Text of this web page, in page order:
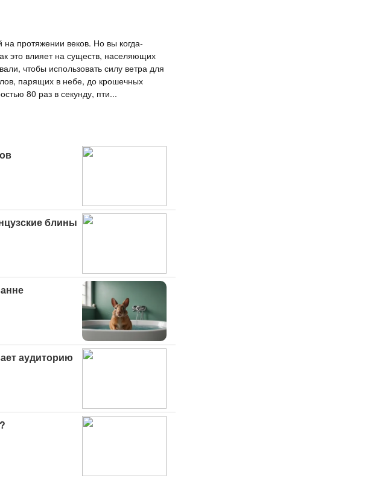
протяжении веков. Но вы когда-
это влияет на существ, населяющих
чтобы использовать силу ветра для
парящих в небе, до крошечных
80 раз в секунду, пти...
блины
аудиторию